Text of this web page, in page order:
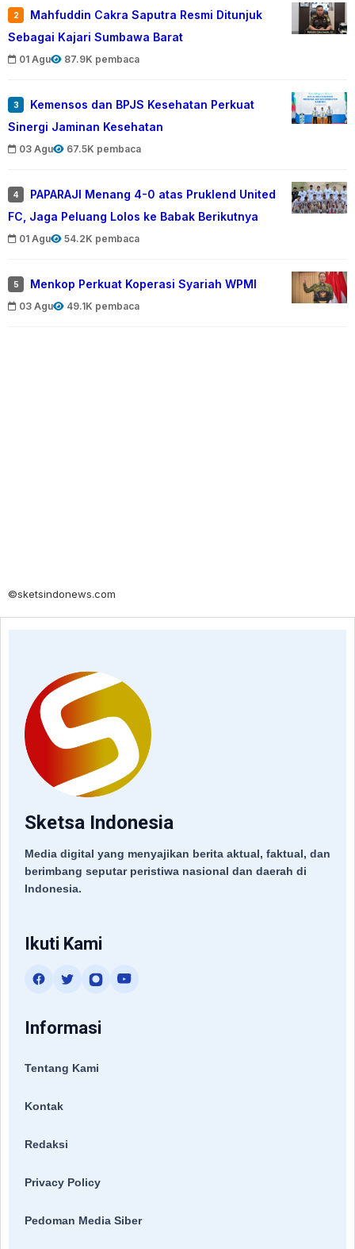
2
Mahfuddin Cakra Saputra Resmi Ditunjuk
Sebagai Kajari Sumbawa Barat
01 Agu 87.9K pembaca
3
Kemensos dan BPJS Kesehatan Perkuat
Sinergi Jaminan Kesehatan
03 Agu 67.5K pembaca
4
PAPARAJI Menang 4-0 atas Pruklend United
FC, Jaga Peluang Lolos ke Babak Berikutnya
01 Agu 54.2K pembaca
5 Menkop Perkuat Koperasi Syariah WPMI
03 Agu 49.1K pembaca
©sketsindonews.com
Sketsa Indonesia
Media digital yang menyajikan berita aktual, faktual, dan
berimbang seputar peristiwa nasional dan daerah di
Indonesia.
Ikuti Kami
Informasi
Tentang Kami
Kontak
Redaksi
Privacy Policy
Pedoman Media Siber